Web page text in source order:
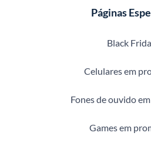
Páginas
Black
Celulares em
Fones de ouvido
Games em